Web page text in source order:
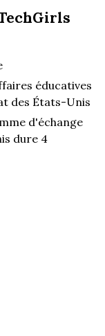
éducatives
des États-Unis
d'échange
dure 4